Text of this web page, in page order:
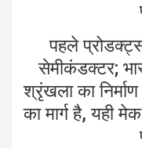
पहले
सेमीकंडक्टर;
श्रृंखला का
का मार्ग है, यही